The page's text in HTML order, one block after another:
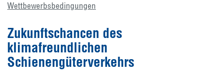
Wettbewerbsbedingungen
Zukunftschancen des
klimafreundlichen
Schienengüterverkehrs